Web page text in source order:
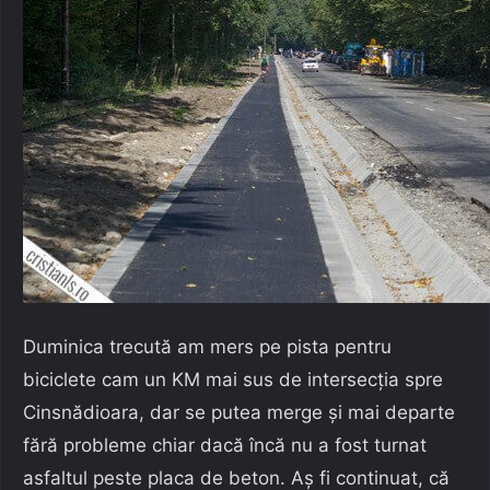
Duminica trecută am mers pe pista pentru
biciclete cam un KM mai sus de intersecția spre
Cinsnădioara, dar se putea merge și mai departe
fără probleme chiar dacă încă nu a fost turnat
asfaltul peste placa de beton. Aș fi continuat, că